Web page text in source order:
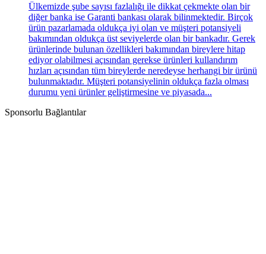
Ülkemizde şube sayısı fazlalığı ile dikkat çekmekte olan bir
diğer banka ise Garanti bankası olarak bilinmektedir. Birçok
ürün pazarlamada oldukça iyi olan ve müşteri potansiyeli
bakımından oldukça üst seviyelerde olan bir bankadır. Gerek
ürünlerinde bulunan özellikleri bakımından bireylere hitap
ediyor olabilmesi açısından gerekse ürünleri kullandırım
hızları açısından tüm bireylerde neredeyse herhangi bir ürünü
bulunmaktadır. Müşteri potansiyelinin oldukça fazla olması
durumu yeni ürünler geliştirmesine ve piyasada...
Sponsorlu Bağlantılar